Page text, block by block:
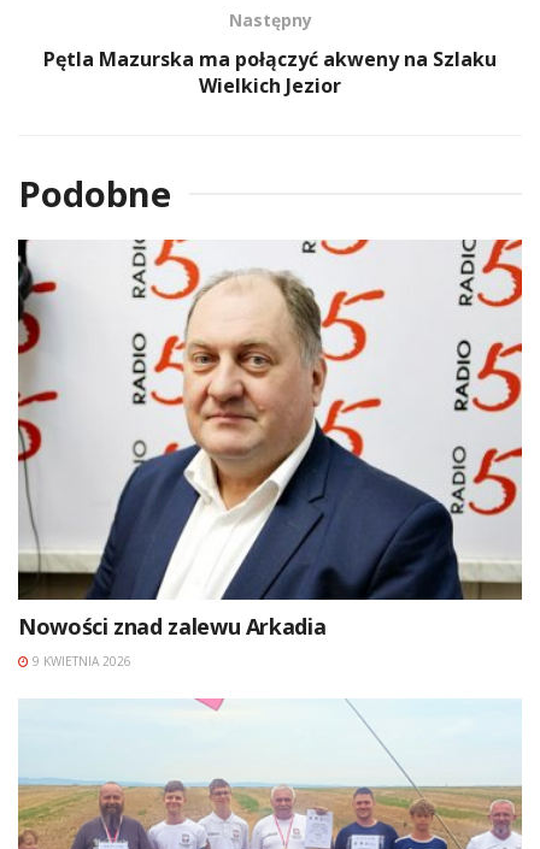
Następny
Pętla Mazurska ma połączyć akweny na Szlaku
Wielkich Jezior
Podobne
Nowości znad zalewu Arkadia
9 KWIETNIA 2026